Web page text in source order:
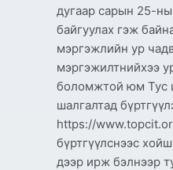
дугаар сарын 25-
байгуулах гэж
мэргэжлийн ур
мэргэжилтнийхээ
боломжтой юм Тус
шалгалтад
https://
бүртгүүлснээс
дээр ирж бэлнээр